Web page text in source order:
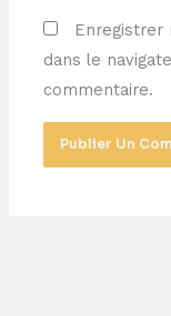
dans le
commentaire.